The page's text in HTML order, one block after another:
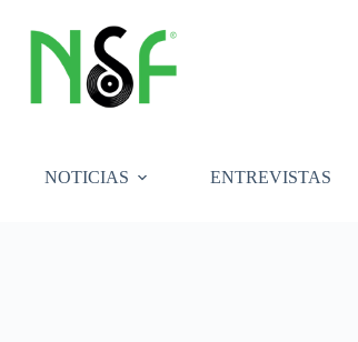
contenido
NOTICIAS ENTREVISTAS